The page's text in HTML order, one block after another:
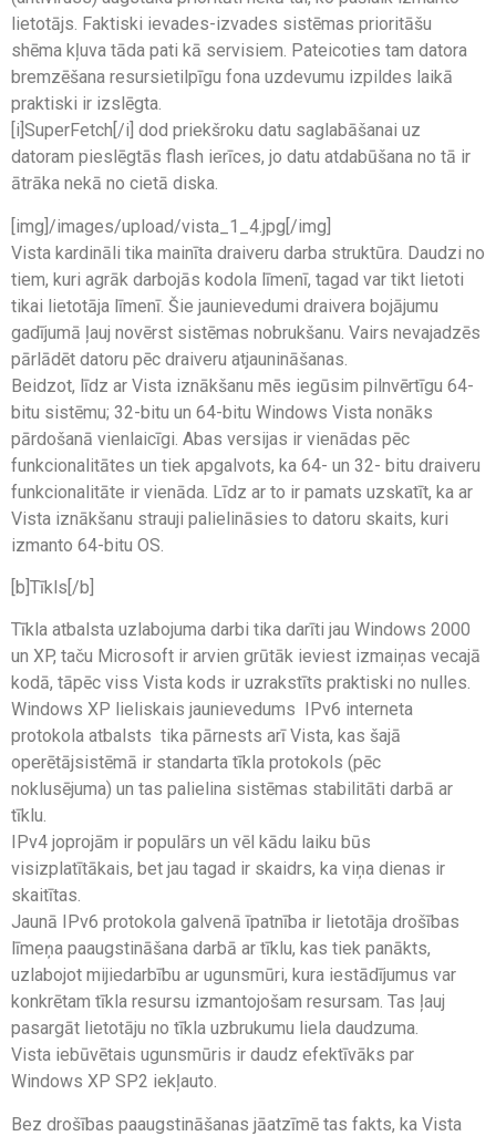
lietotājs. Faktiski ievades-izvades sistēmas prioritāšu
shēma kļuva tāda pati kā servisiem. Pateicoties tam datora
bremzēšana resursietilpīgu fona uzdevumu izpildes laikā
praktiski ir izslēgta.
[i]SuperFetch[/i] dod priekšroku datu saglabāšanai uz
datoram pieslēgtās flash ierīces, jo datu atdabūšana no tā ir
ātrāka nekā no cietā diska.
[img]/images/upload/vista_1_4.jpg[/img]
Vista kardināli tika mainīta draiveru darba struktūra. Daudzi no
tiem, kuri agrāk darbojās kodola līmenī, tagad var tikt lietoti
tikai lietotāja līmenī. Šie jaunievedumi draivera bojājumu
gadījumā ļauj novērst sistēmas nobrukšanu. Vairs nevajadzēs
pārlādēt datoru pēc draiveru atjaunināšanas.
Beidzot, līdz ar Vista iznākšanu mēs iegūsim pilnvērtīgu 64-
bitu sistēmu; 32-bitu un 64-bitu Windows Vista nonāks
pārdošanā vienlaicīgi. Abas versijas ir vienādas pēc
funkcionalitātes un tiek apgalvots, ka 64- un 32- bitu draiveru
funkcionalitāte ir vienāda. Līdz ar to ir pamats uzskatīt, ka ar
Vista iznākšanu strauji palielināsies to datoru skaits, kuri
izmanto 64-bitu OS.
[b]Tīkls[/b]
Tīkla atbalsta uzlabojuma darbi tika darīti jau Windows 2000
un XP, taču Microsoft ir arvien grūtāk ieviest izmaiņas vecajā
kodā, tāpēc viss Vista kods ir uzrakstīts praktiski no nulles.
Windows XP lieliskais jaunievedums  IPv6 interneta
protokola atbalsts  tika pārnests arī Vista, kas šajā
operētājsistēmā ir standarta tīkla protokols (pēc
noklusējuma) un tas palielina sistēmas stabilitāti darbā ar
tīklu.
IPv4 joprojām ir populārs un vēl kādu laiku būs
visizplatītākais, bet jau tagad ir skaidrs, ka viņa dienas ir
skaitītas.
Jaunā IPv6 protokola galvenā īpatnība ir lietotāja drošības
līmeņa paaugstināšana darbā ar tīklu, kas tiek panākts,
uzlabojot mijiedarbību ar ugunsmūri, kura iestādījumus var
konkrētam tīkla resursu izmantojošam resursam. Tas ļauj
pasargāt lietotāju no tīkla uzbrukumu liela daudzuma.
Vista iebūvētais ugunsmūris ir daudz efektīvāks par
Windows XP SP2 iekļauto.
Bez drošības paaugstināšanas jāatzīmē tas fakts, ka Vista